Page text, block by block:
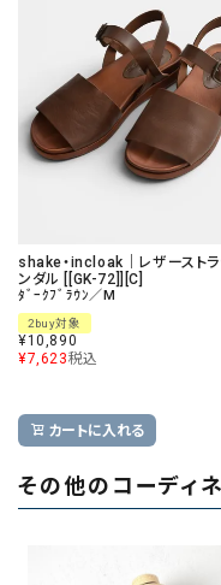
shake・incloak｜レザーストラ
ンダル [[GK-72]][C]
ﾀﾞｰｸﾌﾞﾗｳﾝ／M
2buy対象
¥10,890
¥7,623税込
カートに入れる
その他のコーディ